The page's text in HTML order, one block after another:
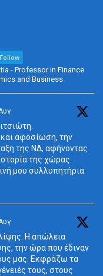
Follow
- Professor in Finance
and Business
και αφοσίωση, την
της ΝΔ, αφήνοντας
της χώρας.
μου συλλυπητήρια.
Η απώλεια
την ώρα που έδιναν
μας. Εκφράζω τα
τους, στους